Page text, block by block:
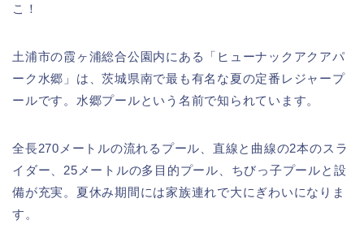
こ！
土浦市の霞ヶ浦総合公園内にある「ヒューナックアクアパ
ーク水郷」は、茨城県南で最も有名な夏の定番レジャープ
ールです。水郷プールという名前で知られています。
全長270メートルの流れるプール、直線と曲線の2本のスラ
イダー、25メートルの多目的プール、ちびっ子プールと設
備が充実。夏休み期間には家族連れで大にぎわいになりま
す。